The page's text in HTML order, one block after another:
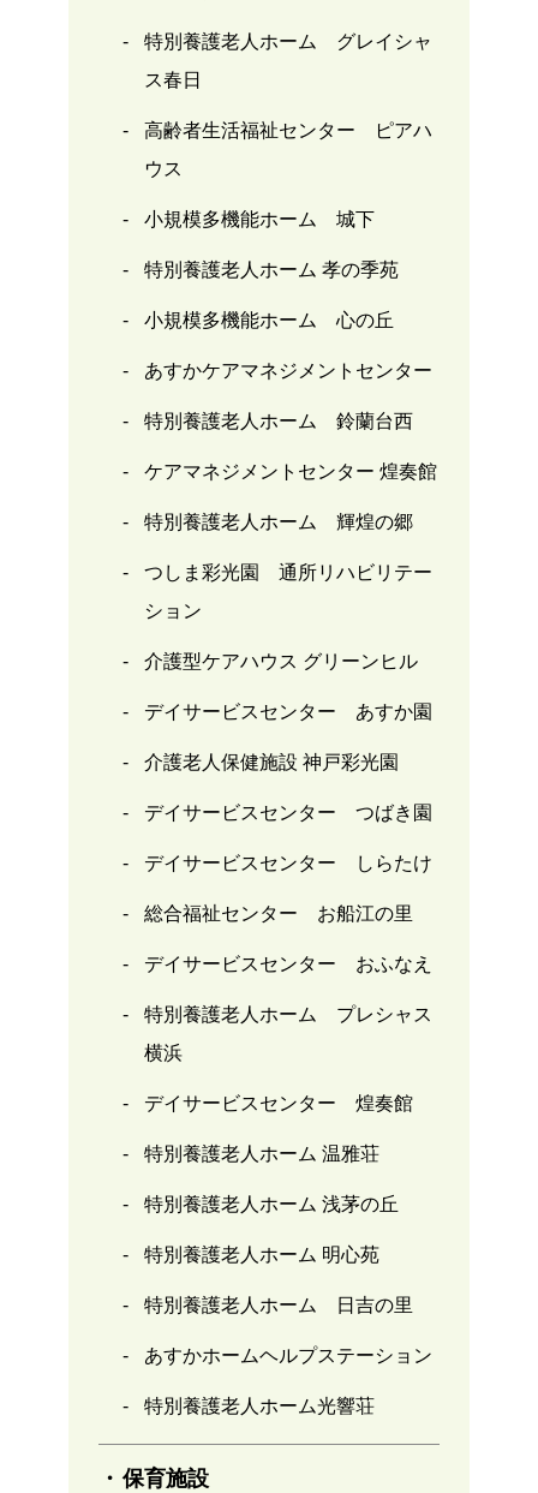
特別養護老人ホーム グレイシャ
ス春日
高齢者生活福祉センター ピアハ
ウス
小規模多機能ホーム 城下
特別養護老人ホーム 孝の季苑
小規模多機能ホーム 心の丘
あすかケアマネジメントセンター
特別養護老人ホーム 鈴蘭台西
ケアマネジメントセンター 煌奏館
特別養護老人ホーム 輝煌の郷
つしま彩光園 通所リハビリテー
ション
介護型ケアハウス グリーンヒル
デイサービスセンター あすか園
介護老人保健施設 神戸彩光園
デイサービスセンター つばき園
デイサービスセンター しらたけ
総合福祉センター お船江の里
デイサービスセンター おふなえ
特別養護老人ホーム プレシャス
横浜
デイサービスセンター 煌奏館
特別養護老人ホーム 温雅荘
特別養護老人ホーム 浅茅の丘
特別養護老人ホーム 明心苑
特別養護老人ホーム 日吉の里
あすかホームヘルプステーション
特別養護老人ホーム光響荘
保育施設